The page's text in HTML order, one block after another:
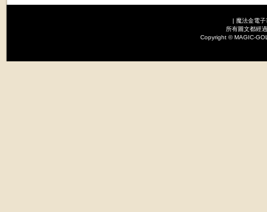
| 魔法金電
所有圖文都經
Copyright © MAGIC-